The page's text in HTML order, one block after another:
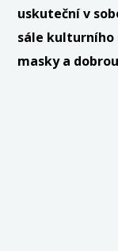
uskuteční v
sále kulturního
masky a